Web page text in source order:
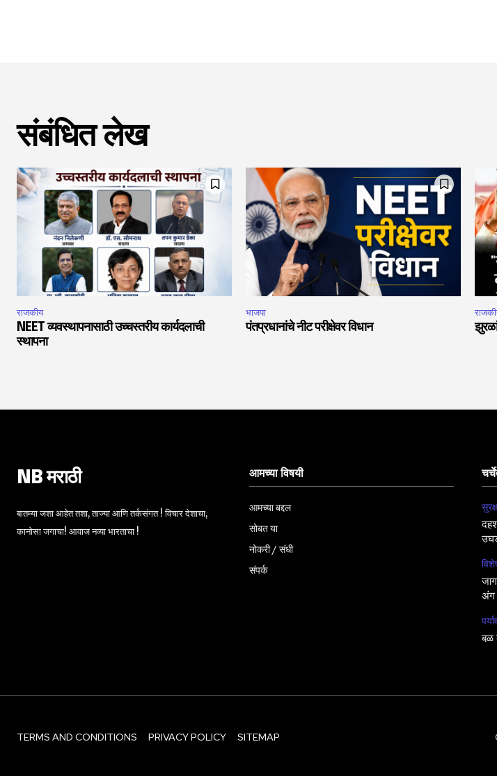
संबंधित लेख
राजकीय
NEET व्यवस्थापनासाठी उच्चस्तरीय कार्यदलाची
स्थापना
भाजपा
पंतप्रधानांचे नीट परीक्षेवर विधान
NB मराठी
बातम्या जशा आहेत तशा, ताज्या आणि तर्कसंगत ! विचार देशाचा,
कानोसा जगाचा! आवाज नव्या भारताचा !
आमच्या विषयी
आमच्या बद्दल
सोबत या
नोकरी / संधी
संपर्क
अंग
बळ
TERMS AND CONDITIONS PRIVACY POLICY SITEMAP